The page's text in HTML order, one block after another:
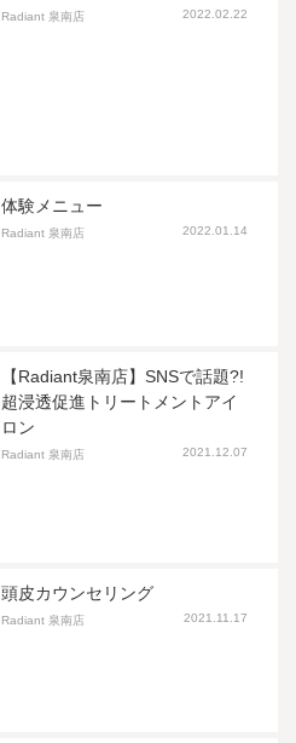
Radiant 泉南店 2022.02.22
体験メニュー
Radiant 泉南店 2022.01.14
【Radiant泉南店】SNSで話題?!
超浸透促進トリートメントアイ
ロン
Radiant 泉南店 2021.12.07
頭皮カウンセリング
Radiant 泉南店 2021.11.17